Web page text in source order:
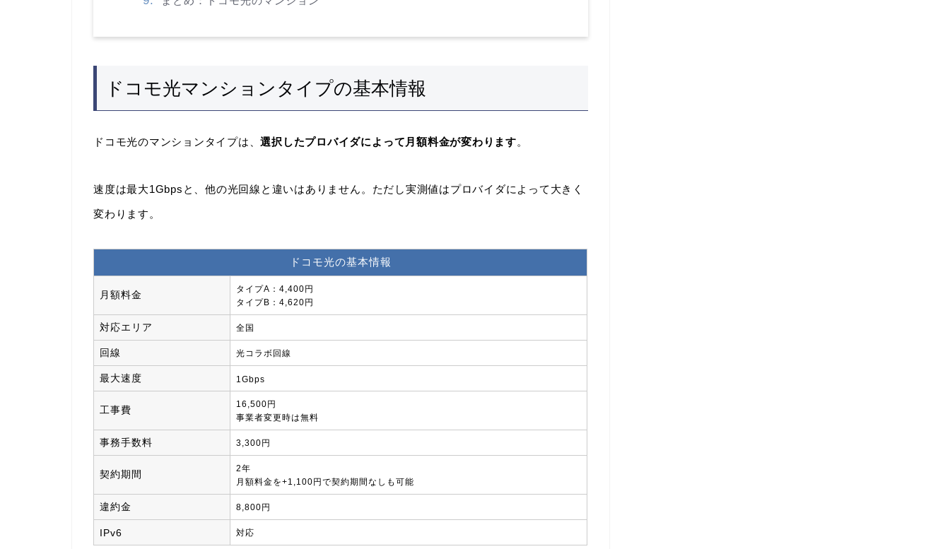
ドコモ光マンションタイプの基本情報
ドコモ光のマンションタイプは、選択したプロバイダによって月額料金が変わります。
速度は最大1Gbpsと、他の光回線と違いはありません。ただし実測値はプロバイダによって大きく
変わります。
ドコモ光の基本情報
月額料金
タイプA：4,400円
タイプB：4,620円
対応エリア 全国
回線 光コラボ回線
最大速度 1Gbps
工事費
16,500円
事業者変更時は無料
事務手数料 3,300円
契約期間
2年
月額料金を+1,100円で契約期間なしも可能
違約金 8,800円
IPv6 対応